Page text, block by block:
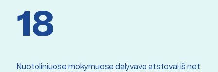
18
Nuotoliniuose mokymuose dalyvavo atstovai iš net